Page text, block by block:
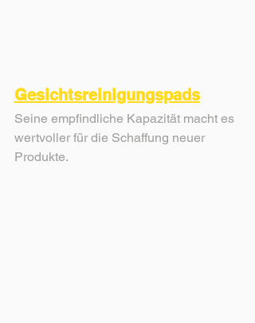
Gesichtsreinigungspads
Seine empfindliche Kapazität macht es
wertvoller für die Schaffung neuer
Produkte.